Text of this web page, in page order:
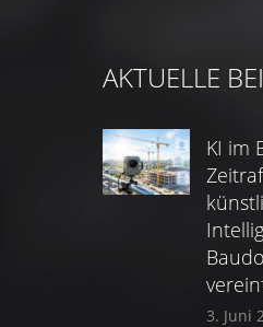
AKTUELLE
KI im
3. Juni